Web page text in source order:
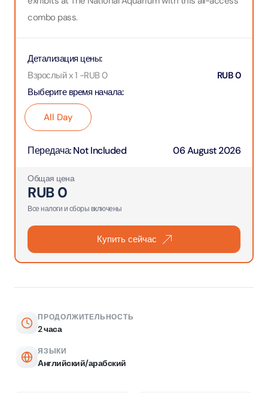
combo pass.
Выберите время начала:
All Day
Детализация цены:
Взрослый x 1 -RUB0 RUB0
Передача:Not Included 06 August 2026
Общая цена
RUB0
Все налоги и сборы включены
Купить сейчас
ПРОДОЛЖИТЕЛЬНОСТЬ
2 часа
ЯЗЫКИ
Английский/арабский